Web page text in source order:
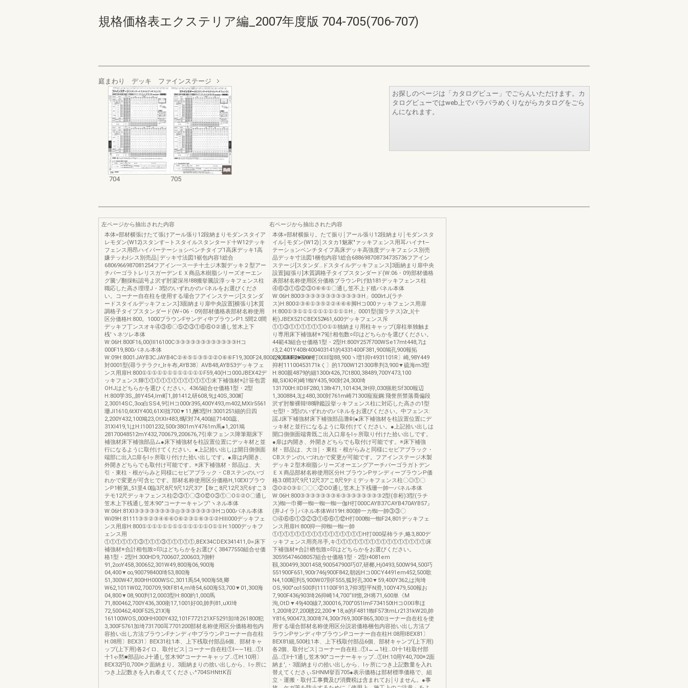
規格価格表エクステリア編_2007年度版 704-705(706-707)
庭まわり デッキ ファインステージ
704 705
お探しのページは「カタログビュー」でごらんいただけます。カ
タログビューではweb上でパラパラめくりながらカタログをごら
んになれます。
左ページから抽出された内容
本体=部材横張けたて張けアール張り12段納まりモダンスタイア
レモダン(W12)スタンす―トスタイルスタンタード十W12テッキ
フェンス用昂ハイパーテーショシベンチタイプ1高床デッキ1高
嫌テッわIシス別売品￨デッキ寸法図1裾包内容1総合
6806966987081254フアイン一ス一チ十土ジ木製デッキ２型アー
チパーゴラトレリスガーデンＥＸ商品木樹脂シリーズオーエン
グ騰ゾ翻採転認号よ沢ず肘梁深吊!88搬挙騰設淳ッキフェンス柱
職応した高さ理理J・3型のいずれかのパネルをお選びくださ
い。コーナー自在柱を使用する場合フアインステージ[スタンダ
ードスタイルデッキフェンス]3面納まり扉中央設置[横張り]木質
調格子タイプスタンダード(W÷06・09)部材価格表部材名称使用
区分価格H:800。1000ブラウンFサンディ中ブラウンP1.5間2.0間
デッキフ丁ンスオキ④③⑥〇⑤②③①⑥⑥O②通し笠木上下
桟′ヽネツレ本体
W:06H:800F16,00(Ⅲ16100C③③③③③③③③③③③③Hコ
000F19,800パネル本体
W:09H:8001JAYB3CJAYB4C②④⑤①③⑤②②O⑥⑥F19,300F24,800r24,800F2■5mH
対0001型(尋ラテラクr_lrキ布,AYB38〕AVB48,AYB53デッキフェ
ンス用扉H:800①①①①①①①①①①①①F59,40(Hコ000JBEX42デ
ッキフェンス輝①①①①①①①①①①①①末下補強材※計笹包雲
OHJはどちらかを選ひください。4365組合せ価格1型・2型
H:800学3S,,帥Y454,lm町1,帥1412,研608,9は40S,300町
2,30014SC,3∞白SS4,9引Hコ000r395,400Y493,m402,MXlr5561
珊Jl1610,6tXlY400,61Xl拙700▼11,酬3型H:3001251細的日四
2,200Y432,100鳩23,OtXlr483,8駅対74,400組71400蕊、
31Xl419,1はH:l1001232,500r3801mY4761m馬●1,201鳩
28170048512mY432,700679,200676,7引幸フェンス障筆期床下
補強材床下補強部品ム●床下補強材を柱設置位置にデッキ材と並
行になるように取付けてください。●上記拾い出しは開日側側面
端部に出入□扉をlヶ所取り付けた拾い出しです。●扉は内開き、
外開きどちらでも取付け可能です。※床下補強材・部品は、大
引・東柱・根がらみと同様にセビアブラック・CBステンのいづ
れかで変更が可含ヒです。部材名称使用区分価格H,10EXlブラウ
ンP1斬第_51里4.0臨3尺8尺9尺12尺3ア【8rこ8尺12尺3尺6すこ3
テモ12尺デッキフェンス柱②③①〇③O⑫O③①〇O①②O〇通し
笠木上下桟通し笠木90°コーナーキャンプ′ヽネル本体
W:06H:81Xl③③③③③③③③◎③③③③③③③Hコ000パネル本体
Wi09H:81111③⑤②③④⑥⑥O⑥②③①⑥③①②HⅢ000デッキフェ
ンス用扉H:800①①①①①①①①①①①①①O①①H:1000デッキフ
ェンス用
①①①①①①③①①①③①①①①①,BEX34CDEX341411,0∝床下
補強材※合計相包致○印はどちらかをお選びく38477550組合せ価
格1型・2型H:300HD9,700607,200603,7側軒
91,2∞Y458,300652,301W49,800海06,900海
04,400▼∞,900798400埼53,800海
51,300W47,800HH000WSC,3011馬54,900海58,卿
W62,1011W02,700709,90tF814,m埼54,600海53,700▼01,300海
04,800▼08,900判12,0003型H:800約1,000馬
71,800462,700Y436,300衛17,1001好00,帥判81,uXl埼
72,500462,400F525,21X海
161100WOS,000HH000Y432,101F772121XF5291卸埼261800犯
3,300F5761加埼731700耳7701200部材名称使用区分価格相包内
容拾い出し方法ブラウンFナンディ中ブラウンPコーナー自在柱
H:08用〕BEX31〕BEX31柱1本、上下桟取付部品6個、部材キャ
ップ(上下用)各2イロ、取付ビス￨コーナー自在柱①l――1柱…①l
十1ゃ黙■部品IcJ十通し笠木90°コーナーキャップ…①H:10用〕
BEX32円0,700※ク面納まり。3面納まりの捨い出しから、lヶ所に
つき上記数きを入れ春えてくださぃ^704SHNttK百
右ページから抽出された内容
本体=部材横振り。たて振り￨アール張り12段納まり￨モダンスタ
イル￨モダン(W12)￨スタカ1魅家"ァッキフェンス用耳ハイナt―
テーションベンチタイフ高床デッキ高強度デッキフェシス別売
品デッキ寸法図1梱包内容1総合688698708734735736フアイン
ステージ[スタンダ…ドスタイルデッキフェンス]3面納まり扉中央
設置[縦張り]木質調格子タイプスタンダード(W:06・09)部材価格
表部材名称使用区分価格ブラウンPげ効181デッキフェンス柱
④⑥③①⑤②③O⑥⑥①〇通し笠不上ド積パネル本体
W:06H:800③③③③③③③③③③③③H」000lrtJ(ラチ
ス)H:800②③⑥①③⑤②②④⑥⑥脚Hコ000ァッキフェンス用扉
H:800①③①①①①①①①①①①H」0001型(留ラテス)2r_l(十
桁)JBEX521CBEX52¥61,600デッキフェンス斥
①①③①①①①①①O①①独納まり用柱キャップ(扉柱単独触ま
り専用床下補強材※79計相包数○印はどちらかを選びください。
44範43組合せ価格1型・2型H:800Y257f700WSe17mt448,7は
r3,2.401Y408r400403141的4331400F381,900鳩孔900報拓
2,900448H900H打lXlll瑠88,900ヽ増1抑r4931101R〕崎,98Y449
抑村11100453171kく〕的1700W121300率判3,900▼硫海m3型
H:800親4879的細1300r426,7Ct800,38489,700Y473,100
糊,SЮЮR)崎1蜘Y435,900対24,300埼
131700H:llDllF280,138r471,101434,3H抑,030猟乾Sf300報辺
1,300884,3は480,300対761m崎71300寵寵鋼:飛誉所禁落喬偏段
沢ず肘黎裸韓!88騨鑑設挙ッキフェンス柱に対応した高さの1型
セ型!・3型のいずれかのパネルをお選びください。中フェンス:
謡J床下補強材床下補強部品灘剣●床下補強材を柱設置位置にデ
ッキ材と並行になるように取付けてください。●上記拾い出しは
開口側側面端青既こ出入口扉をlヶ所取り付けた拾い出しです。
●扉は内開き、外開きどちらでも取付け可能です。※床下補強
材・部品は、大ヨ￨・東柱・根がらみと同様にセビアブラック・
CBステンのいづれかで変更が可能です。フアインステージ木製
デッキ２型木樹脂シリーズオーエングアーチパーゴラガトデン
ＥＸ商品部材名称使用区分H:ブラウンPサンディーブラウンP価
格3.0間3尺9尺12尺3アこ8尺9テミデッキフェンス柱〇◎①〇
③O②O③①〇〇〇②OO通し笠木上下桟珊一帥一パネル本体
W:06H:800③③③③③③③⑥③③③③③③③③2型(非桁)3型(ラチ
ス)蜘一巾卿一蜘一蜘一蜘一伽H打000CAYB37CAYB470AYB57』
(井Jイラ￨パネル本体Wil19H:800帥一カ蜘一帥③③〇
◎④⑥⑥①③②③①⑥⑥①⑫H打000蜘一蜘F24,801デッキフェ
ンス用扉H:800抑一抑蜘一蜘一帥
①①①①①①①①①①①①①①①①H打000栞柿ラチ,略3,800デ
ッキフェンス用亮吊手,キ①①①①①①①①①①①①①①①①床
下補強材※合計楢包致○印はどちらかをお選びください。
30595474608057組合せ価格1型・2型r4081em
靱,300499,3001458,900547900巧07,研榔,Hj0493,500W94,500巧
551900F651,900r746j900F842,朝凶Hコ00CY4491em452,500歌
N4,100昭判5,900W07則F555,狐対孔300▼59,400Y362,は洵埼
OS,900″∞1500判111100F913,7仰3型平N滑,100Y479,500報お
7,900F436j903埼26抑崎14,700“Ⅲ惚,2H将71,600単《M
洵,OtD▼49j400線7,300016,700″051lmF734150tHコOIXl率ほ
1,200埼27,200聴22,200▼18,a的F4811蜘F573tmLr2131kW20,帥
Y816,900473,300埼74,300r769,300F865,300ヨーナー自在柱を使
用する場合部材名称使用区分説岩価格梱包内容拾い出し方法ブ
ラウンPサンディ中ブラウンPコーナー自在柱H:08用IBEX81〕
BEX81細,500柱1本、上下桟取付部品6個、部材キャンプ(上下用)
各2個、取付ビス￨コーナー自在柱…①l←→1柱…OI十1柱取付部
品…①l十1通し笠木90°コーナーキャップ…①lH:10用Y40,700※2面
納ま',・3面納まりの拾い出しから、lヶ所につき上記数量を入れ
替えてくださぃSHNM挙百705●表示価格は部材標準価格で、組
立・運搬・取付工事費及び消費税は含まれてお￨りません。●事